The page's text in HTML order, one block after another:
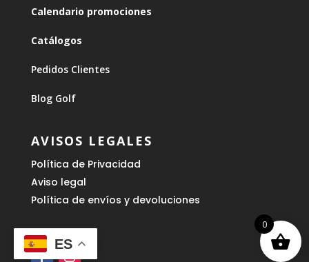
Calendario promociones
Catálogos
Pedidos Clientes
Blog Golf
AVISOS LEGALES
Política de Privacidad
Aviso legal
Política de envíos y devoluciones
ES
0